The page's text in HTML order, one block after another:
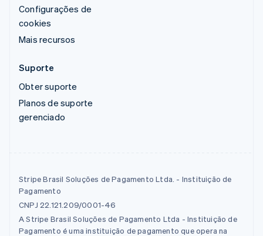
Configurações de
cookies
Mais recursos
Suporte
Obter suporte
Planos de suporte
gerenciado
Stripe Brasil Soluções de Pagamento Ltda. - Instituição de
Pagamento
CNPJ 22.121.209/0001-46
A Stripe Brasil Soluções de Pagamento Ltda - Instituição de
Pagamento é uma instituição de pagamento que opera na